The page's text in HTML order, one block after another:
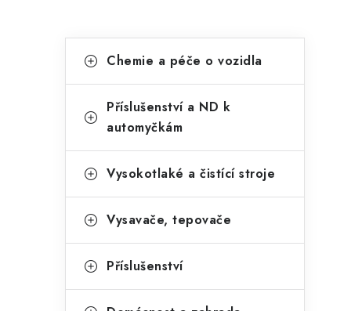
o
t
a
í
kategorie
a
g
r
Chemie a péče o vozidla
Příslušenství a ND k
automyčkám
Vysokotlaké a čistící stroje
Vysavače, tepovače
Příslušenství